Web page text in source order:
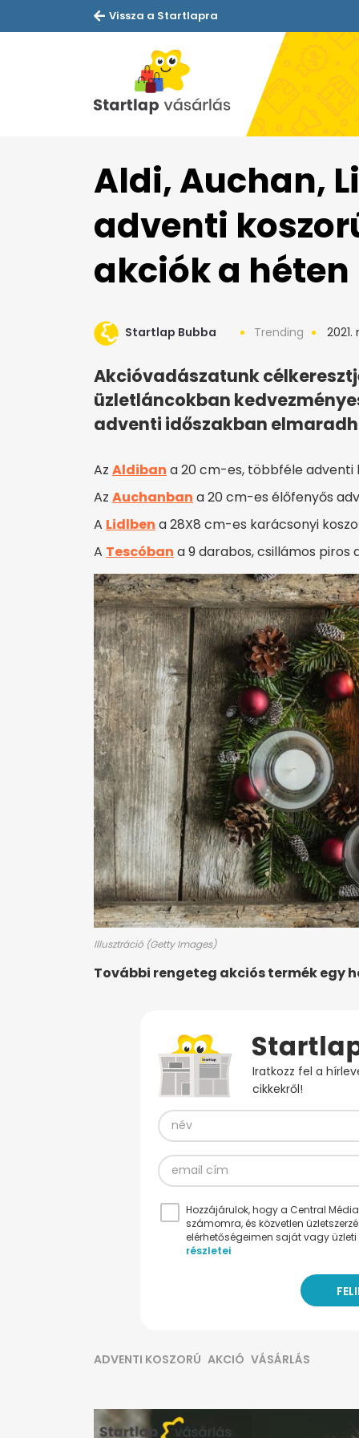
Vissza a Startlapra
Aldi, Auchan,
adventi
akciók a héten
Startlap Bubba Trending
Akcióvadászatunk
üzletláncokban
adventi időszakban
Az Aldiban a 20 cm-es, többféle adventi
Az Auchanban a 20 cm-es élőfenyős
A Lidlben a 28X8 cm-es karácsonyi
A Tescóban a 9 darabos, csillámos piros
Illusztráció (Getty Images)
További rengeteg akciós termék egy
Iratkozz fel a
cikkekről!
Hozzájárulok, hogy a Central
számomra, és közvetlen
elérhetőségeimen saját vagy
részletei
ADVENTI KOSZORÚ AKCIÓ VÁSÁRLÁS